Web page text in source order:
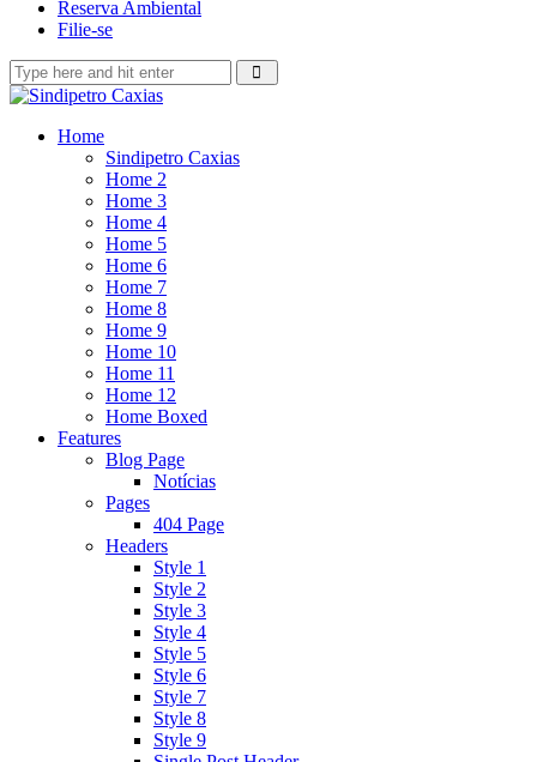
Reserva Ambiental
Filie-se
Home
Sindipetro Caxias
Home 2
Home 3
Home 4
Home 5
Home 6
Home 7
Home 8
Home 9
Home 10
Home 11
Home 12
Home Boxed
Features
Blog Page
Notícias
Pages
404 Page
Headers
Style 1
Style 2
Style 3
Style 4
Style 5
Style 6
Style 7
Style 8
Style 9